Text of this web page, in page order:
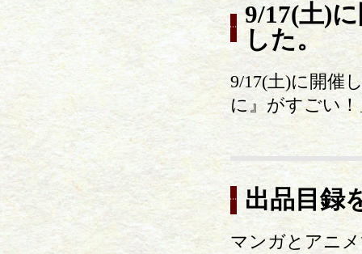
9/17(土)
した。
9/17(土)に開催
に』がすごい
出品目録
マンガとアニ